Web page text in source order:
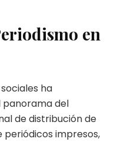
en
ha
del
de distribución de
periódicos impresos,